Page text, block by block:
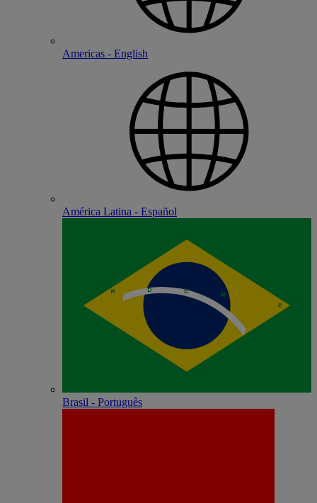
Americas - English
América Latina - Español
Brasil - Português